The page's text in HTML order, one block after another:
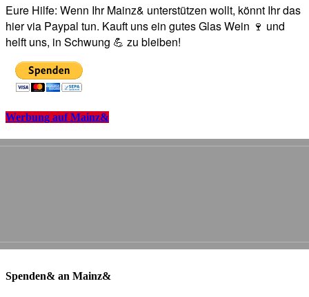
Eure Hilfe: Wenn Ihr Mainz& unterstützen wollt, könnt Ihr das
hier via Paypal tun. Kauft uns ein gutes Glas Wein 🍷 und
helft uns, in Schwung 💪 zu bleiben!
Werbung auf Mainz&
Spenden& an Mainz&